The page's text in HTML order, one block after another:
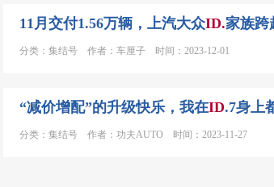
11月交付1.56万辆，上汽大众ID.家族跨
分类：集结号 作者：车厘子 时间：2023-12-01
“减价增配”的升级快乐，我在ID.7身上
分类：集结号 作者：功夫AUTO 时间：2023-11-27